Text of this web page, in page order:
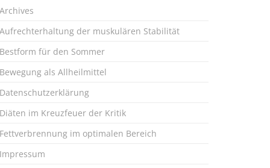
Archives
Aufrechterhaltung der muskulären Stabilität
Bestform für den Sommer
Bewegung als Allheilmittel
Datenschutzerklärung
Diäten im Kreuzfeuer der Kritik
Fettverbrennung im optimalen Bereich
Impressum